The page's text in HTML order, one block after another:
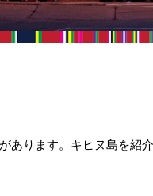
あります。キヒヌ島を紹